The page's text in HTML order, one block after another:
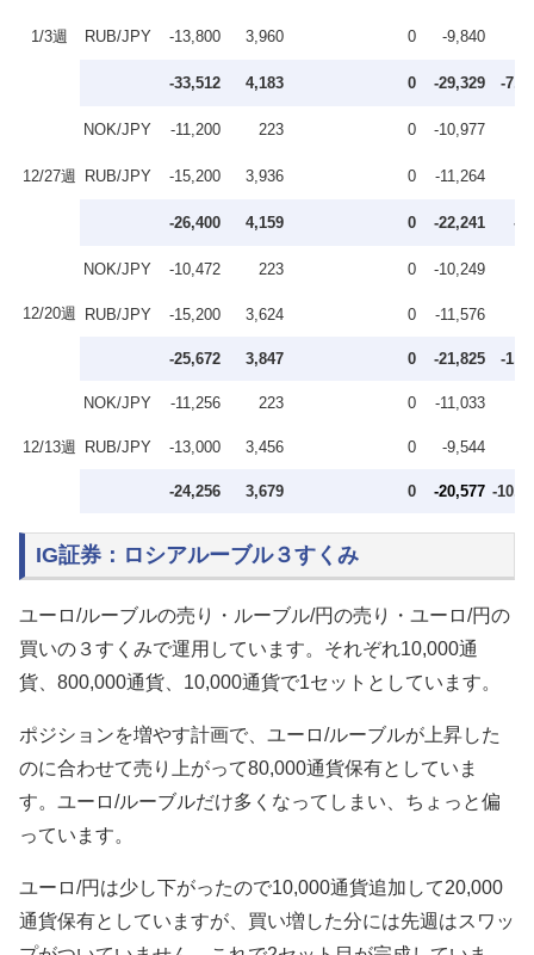
1/3週 RUB/JPY -13,800 3,960 0 -9,840
-33,512 4,183 0 -29,329 -
12/27週
NOK/JPY -11,200 223 0 -10,977
RUB/JPY -15,200 3,936 0 -11,264
-26,400 4,159 0 -22,241 -
12/20週
NOK/JPY -10,472 223 0 -10,249
RUB/JPY -15,200 3,624 0 -11,576
-25,672 3,847 0 -21,825 -
12/13週
NOK/JPY -11,256 223 0 -11,033
RUB/JPY -13,000 3,456 0 -9,544
-24,256 3,679 0 -20,577 -
IG証券：ロシアルーブル３すくみ
ユーロ/ルーブルの売り・ルーブル/円の売り・ユーロ/円の
買いの３すくみで運用しています。それぞれ10,000通
貨、800,000通貨、10,000通貨で1セットとしています。
ポジションを増やす計画で、ユーロ/ルーブルが上昇した
のに合わせて売り上がって80,000通貨保有としていま
す。ユーロ/ルーブルだけ多くなってしまい、ちょっと偏
っています。
ユーロ/円は少し下がったので10,000通貨追加して20,000
通貨保有としていますが、買い増した分には先週はスワッ